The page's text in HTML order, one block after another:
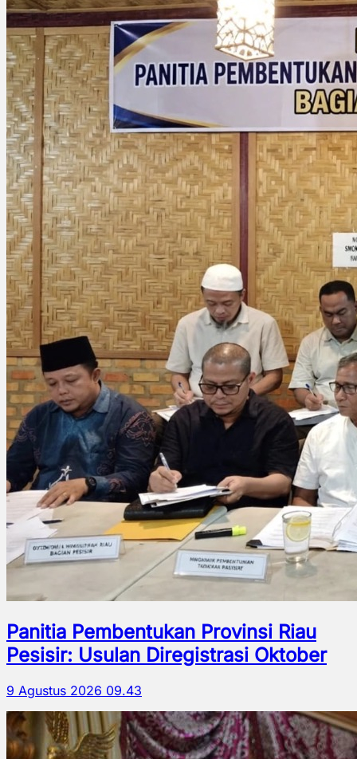
Panitia Pembentukan Provinsi Riau
Pesisir: Usulan Diregistrasi Oktober
9 Agustus 2026 09.43